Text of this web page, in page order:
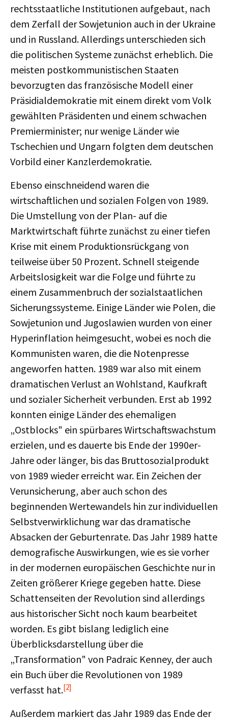
rechtsstaatliche Institutionen aufgebaut, nach
dem Zerfall der Sowjetunion auch in der Ukraine
und in Russland. Allerdings unterschieden sich
die politischen Systeme zunächst erheblich. Die
meisten postkommunistischen Staaten
bevorzugten das französische Modell einer
Präsidialdemokratie mit einem direkt vom Volk
gewählten Präsidenten und einem schwachen
Premierminister; nur wenige Länder wie
Tschechien und Ungarn folgten dem deutschen
Vorbild einer Kanzlerdemokratie.
Ebenso einschneidend waren die
wirtschaftlichen und sozialen Folgen von 1989.
Die Umstellung von der Plan- auf die
Marktwirtschaft führte zunächst zu einer tiefen
Krise mit einem Produktionsrückgang von
teilweise über 50 Prozent. Schnell steigende
Arbeitslosigkeit war die Folge und führte zu
einem Zusammenbruch der sozialstaatlichen
Sicherungssysteme. Einige Länder wie Polen, die
Sowjetunion und Jugoslawien wurden von einer
Hyperinflation heimgesucht, wobei es noch die
Kommunisten waren, die die Notenpresse
angeworfen hatten. 1989 war also mit einem
dramatischen Verlust an Wohlstand, Kaufkraft
und sozialer Sicherheit verbunden. Erst ab 1992
konnten einige Länder des ehemaligen
„Ostblocks" ein spürbares Wirtschaftswachstum
erzielen, und es dauerte bis Ende der 1990er-
Jahre oder länger, bis das Bruttosozialprodukt
von 1989 wieder erreicht war. Ein Zeichen der
Verunsicherung, aber auch schon des
beginnenden Wertewandels hin zur individuellen
Selbstverwirklichung war das dramatische
Absacken der Geburtenrate. Das Jahr 1989 hatte
demografische Auswirkungen, wie es sie vorher
in der modernen europäischen Geschichte nur in
Zeiten größerer Kriege gegeben hatte. Diese
Schattenseiten der Revolution sind allerdings
aus historischer Sicht noch kaum bearbeitet
worden. Es gibt bislang lediglich eine
Überblicksdarstellung über die
„Transformation" von Padraic Kenney, der auch
ein Buch über die Revolutionen von 1989
verfasst hat.[2]
Außerdem markiert das Jahr 1989 das Ende der